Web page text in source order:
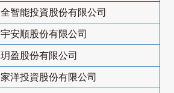
全智能投資股份有限公司
宇安順股份有限公司
玥盈股份有限公司
家洋投資股份有限公司